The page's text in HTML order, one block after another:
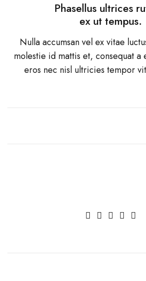
Phasellus ultrices
ex ut tempus.
Nulla accumsan vel ex vitae
molestie id mattis et, consequat a
eros nec nisl ultricies tempor
A team of designers